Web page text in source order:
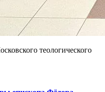
теологического